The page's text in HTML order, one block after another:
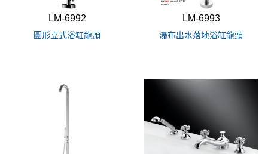
LM-6992
圓形立式浴缸龍頭
LM-6993
瀑布出水落地浴缸龍頭